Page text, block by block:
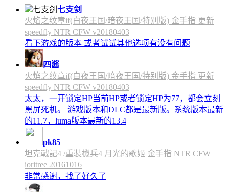
七支剑
火焰之纹章if(白夜王国/暗夜王国/特别版) 金手指 更新
speedfly NTR CFW v20180403
看下游戏的版本 或者试试其他选项有没有问题
四酱
火焰之纹章if(白夜王国/暗夜王国/特别版) 金手指 更新
speedfly NTR CFW v20180403
太太，一开锁定HP当前HP或者锁定HP为77，都会立刻
黑屏死机。 游戏版本和DLC都是最新版。系统版本最新
的11.7，luma版本最新的13.4
pk85
坦克戰記4 /重裝機兵4 月光的歌姬 金手指 NTR CFW
ioritree 20161016
非常感谢，找了好久了